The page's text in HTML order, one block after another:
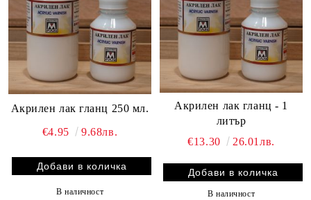
Акрилен лак гланц 250 мл.
€4.95 9.68лв.
В наличност
Акрилен лак гланц - 1
литър
€13.30
26.01лв.
В наличност